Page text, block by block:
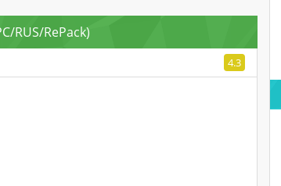
RUS/RePack)
4.3